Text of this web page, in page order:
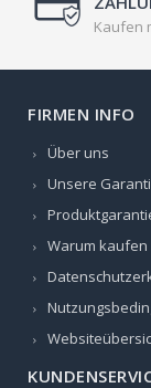
Kaufen
FIRMEN INFO
Über uns
Unsere
Warum kaufen